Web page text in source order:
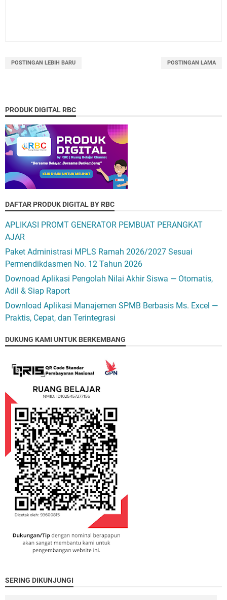
POSTINGAN LEBIH BARU POSTINGAN LAMA
PRODUK DIGITAL RBC
DAFTAR PRODUK DIGITAL BY RBC
APLIKASI PROMT GENERATOR PEMBUAT PERANGKAT
AJAR
Paket Administrasi MPLS Ramah 2026/2027 Sesuai
Permendikdasmen No. 12 Tahun 2026
Downoad Aplikasi Pengolah Nilai Akhir Siswa — Otomatis,
Adil & Siap Raport
Download Aplikasi Manajemen SPMB Berbasis Ms. Excel —
Praktis, Cepat, dan Terintegrasi
DUKUNG KAMI UNTUK BERKEMBANG
SERING DIKUNJUNGI